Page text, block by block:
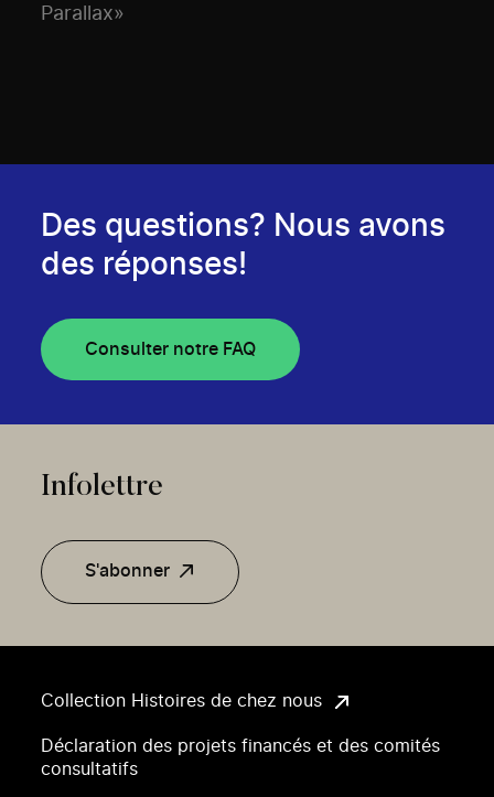
Parallax»
Collection Histoires de chez nous
Déclaration des projets financés et des comités
consultatifs
Des questions? Nous avons
des réponses!
Consulter notre FAQ
Infolettre
S'abonner